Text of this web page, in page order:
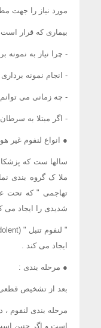
مورد نیاز را جهت
بیماری که قرار
- چرا نیاز به نمونه
- انجام نمونه
- چه زمانی می توانم
- اگر مبتلا به
● انواع لنفوم غیر
سالها ست که
ملا ک گروه بندی
تهاجمی " که تحت
شدیدی را ایجاد می
ایجاد می کند .
● مرحله بندی :
بعد از تشخیص قطعی
مرحله بندی لنفوم
است و اگر چنین